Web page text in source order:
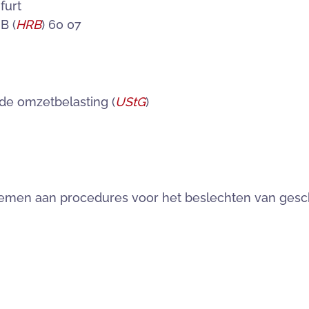
(HRB) 60 07
omzetbelasting (UStG)
aan procedures voor het beslechten van